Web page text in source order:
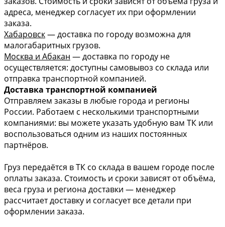
адреса, менеджер согласует их при оформлении
заказа.
Хабаровск— доставка по городу возможна для
малогабаритных грузов.
Москва и Абакан — доставка по городу не
осуществляется: доступны самовывоз со склада или
отправка транспортной компанией.
Доставка транспортной компанией
Отправляем заказы в любые города и регионы
России. Работаем с несколькими транспортными
компаниями: вы можете указать удобную вам ТК или
воспользоваться одним из наших постоянных
партнёров.
Груз передаётся в ТК со склада в вашем городе после
оплаты заказа. Стоимость и сроки зависят от объёма,
веса груза и региона доставки — менеджер
рассчитает доставку и согласует все детали при
оформлении заказа.